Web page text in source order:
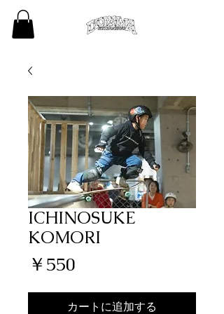
ICHINOSUKE
KOMORI
￥550
格
カートに追加する